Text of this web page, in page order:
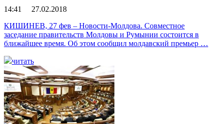
14:41 27.02.2018
КИШИНЕВ, 27 фев – Новости-Молдова. Совместное
заседание правительств Молдовы и Румынии состоится в
ближайшее время. Об этом сообщил молдавский премьер …
читать